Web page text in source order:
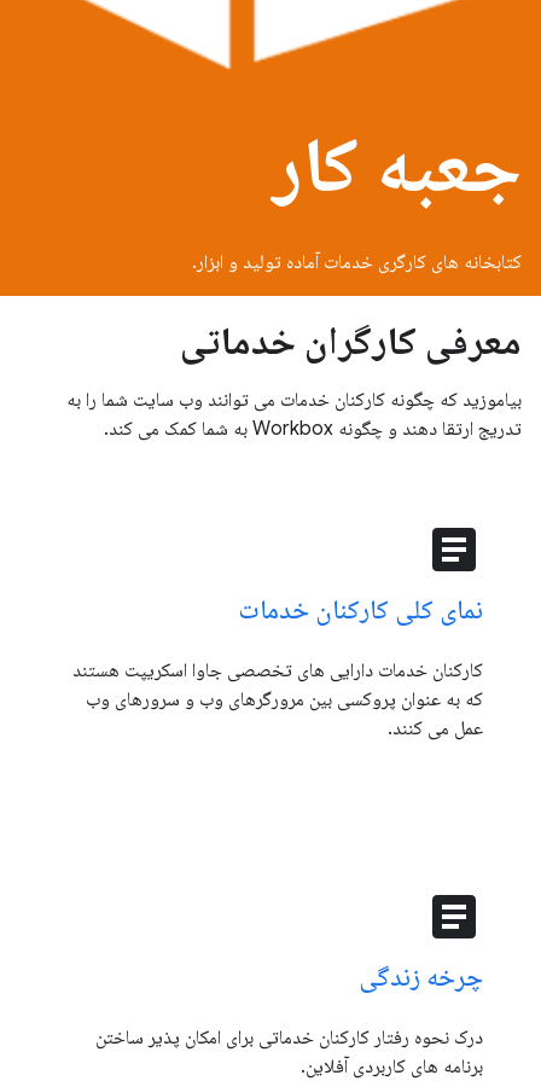
جعبه کار
کتابخانه های کارگری خدمات آماده تولید و ابزار.
معرفی کارگران خدماتی
بیاموزید که چگونه کارکنان خدمات می توانند وب سایت شما را به
تدریج ارتقا دهند و چگونه Workbox به شما کمک می کند.
article
نمای کلی کارکنان خدمات
کارکنان خدمات دارایی های تخصصی جاوا اسکریپت هستند
که به عنوان پروکسی بین مرورگرهای وب و سرورهای وب
عمل می کنند.
article
چرخه زندگی
درک نحوه رفتار کارکنان خدماتی برای امکان پذیر ساختن
برنامه های کاربردی آفلاین.